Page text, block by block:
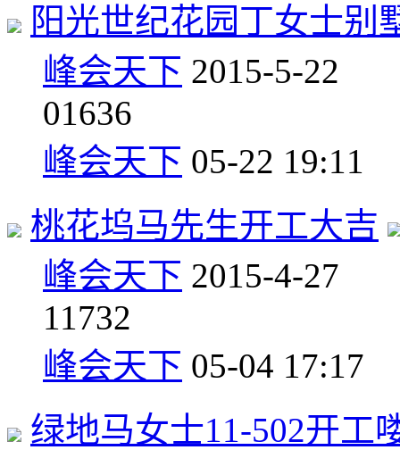
阳光世纪花园丁女士别
峰会天下 2015-5-22
01636
峰会天下 05-22 19:11
桃花坞马先生开工大吉
峰会天下 2015-4-27
11732
峰会天下 05-04 17:17
绿地马女士11-502开工